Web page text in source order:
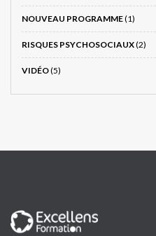
NOUVEAU PROGRAMME(1)
RISQUES PSYCHOSOCIAUX(2)
VIDÉO(5)